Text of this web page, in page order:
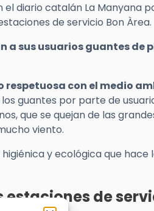
el diario catalán La Manyana
de servicio Bon Àrea.
a sus usuarios guantes de
respetuosa con el medio
guantes por parte de
que se quejan de las
viento.
y ecológica que hace
estaciones de